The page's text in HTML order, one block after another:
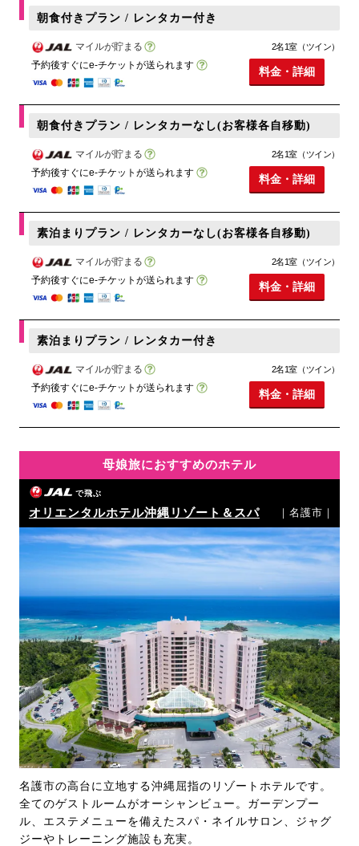
朝食付きプラン / レンタカー付き
マイルが貯まる
予約後すぐにe-チケットが送られます
2名1室（ツイン）
料金・詳細
朝食付きプラン / レンタカーなし(お客様各自移動)
マイルが貯まる
予約後すぐにe-チケットが送られます
2名1室（ツイン）
料金・詳細
素泊まりプラン / レンタカーなし(お客様各自移動)
マイルが貯まる
予約後すぐにe-チケットが送られます
2名1室（ツイン）
料金・詳細
素泊まりプラン / レンタカー付き
マイルが貯まる
予約後すぐにe-チケットが送られます
2名1室（ツイン）
料金・詳細
母娘旅におすすめのホテル
で飛ぶ
オリエンタルホテル沖縄リゾート＆スパ ｜名護市｜
名護市の高台に立地する沖縄屈指のリゾートホテルです。
全てのゲストルームがオーシャンビュー。ガーデンプー
ル、エステメニューを備えたスパ・ネイルサロン、ジャグ
ジーやトレーニング施設も充実。